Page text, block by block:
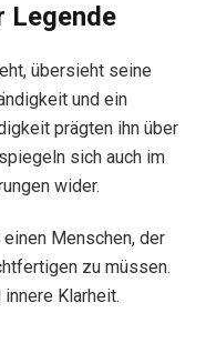
Legende
übersieht seine
und ein
prägten ihn über
sich auch im
wider.
Menschen, der
zu müssen.
Klarheit.